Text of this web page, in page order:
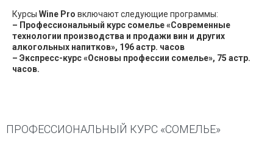
Курсы Wine Pro включают следующие программы:
– Профессиональный курс сомелье «Современные
технологии производства и продажи вин и других
алкогольных напитков», 196 астр. часов
– Экспресс-курс «Основы профессии сомелье», 75 астр.
часов.
ПРОФЕССИОНАЛЬНЫЙ КУРС «СОМЕЛЬЕ»